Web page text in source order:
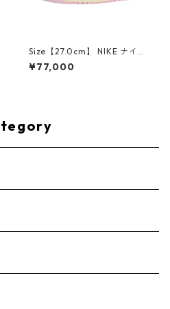
Size【27.0cm】 NIKE ナイキ
×Travis Scott AIR JORDAN 1
LOW OG SP Muslin/Shy Pink
¥77,000